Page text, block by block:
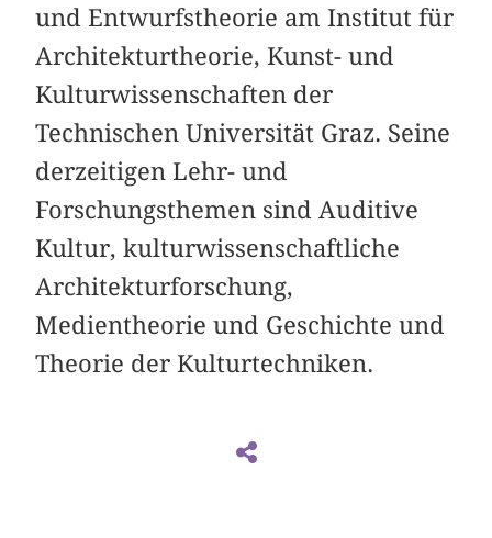
und Entwurfstheorie am Institut für
Architekturtheorie, Kunst- und
Kulturwissenschaften der
Technischen Universität Graz. Seine
derzeitigen Lehr- und
Forschungsthemen sind Auditive
Kultur, kulturwissenschaftliche
Architekturforschung,
Medientheorie und Geschichte und
Theorie der Kulturtechniken.